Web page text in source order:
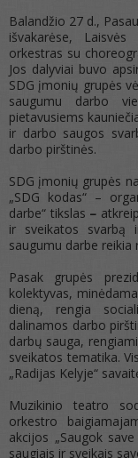
Balandžio 27 d.,
išvakarėse,
orkestras su
Jos dalyviai buvo
SDG įmonių grupės
saugumu darbo
pietavusiems
ir darbo saugos
darbo pirštinės.
SDG įmonių grupės
„SDG kodas“ –
darbe“ tikslas –
ir sveikatos svarbą
saugumu darbe reikia
Pasak grupės
kolektyvas,
dieną, rengia
dalinamos darbo
darbų sauga,
sveikatos tematika.
„Radijas Kelyje“
Muzikinio teatro
orkestro
akcijos „Saugok
saugiais ir sveikais